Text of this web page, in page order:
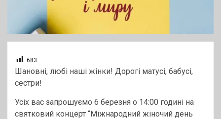
683
Шановні, любі наші жінки! Дорогі матусі, бабусі,
сестри!
Усіх вас запрошуємо 6 березня о 14:00 годині на
святковий концерт “Міжнародний жіночий день